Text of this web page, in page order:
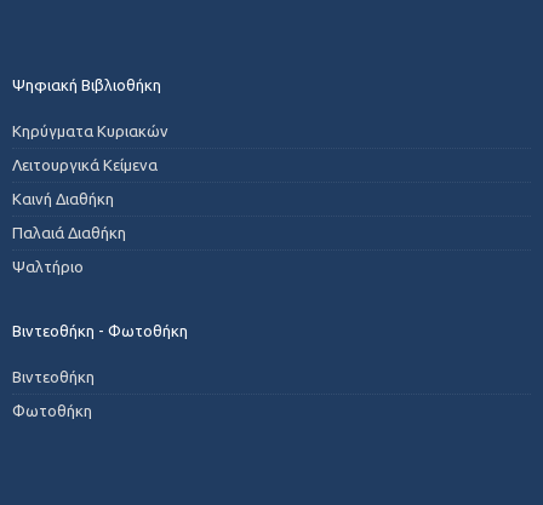
Ψηφιακή Βιβλιοθήκη
Κηρύγματα Κυριακών
Λειτουργικά Κείμενα
Καινή Διαθήκη
Παλαιά Διαθήκη
Ψαλτήριο
Βιντεοθήκη - Φωτοθήκη
Βιντεοθήκη
Φωτοθήκη